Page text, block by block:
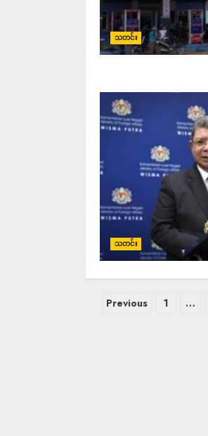
သတင်း
သတင်း
Previous 1 …